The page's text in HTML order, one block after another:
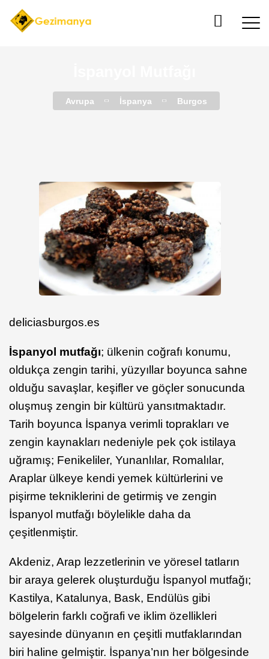
Avrupa İspanya Burgos
deliciasburgos.es
İspanyol mutfağı; ülkenin coğrafı konumu,
oldukça zengin tarihi, yüzyıllar boyunca sahne
olduğu savaşlar, keşifler ve göçler sonucunda
oluşmuş zengin bir kültürü yansıtmaktadır.
Tarih boyunca İspanya verimli toprakları ve
zengin kaynakları nedeniyle pek çok istilaya
uğramış; Fenikeliler, Yunanlılar, Romalılar,
Araplar ülkeye kendi yemek kültürlerini ve
pişirme tekniklerini de getirmiş ve zengin
İspanyol mutfağı böylelikle daha da
çeşitlenmiştir.
Akdeniz, Arap lezzetlerinin ve yöresel tatların
bir araya gelerek oluşturduğu İspanyol mutfağı;
Kastilya, Katalunya, Bask, Endülüs gibi
bölgelerin farklı coğrafi ve iklim özellikleri
sayesinde dünyanın en çeşitli mutfaklarından
biri haline gelmiştir. İspanya’nın her bölgesinde